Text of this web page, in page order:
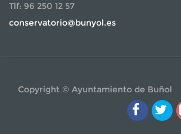
Tlf: 96 250 12 57
conservatorio@bunyol.es
Copyright © Ayuntamiento de Buñol